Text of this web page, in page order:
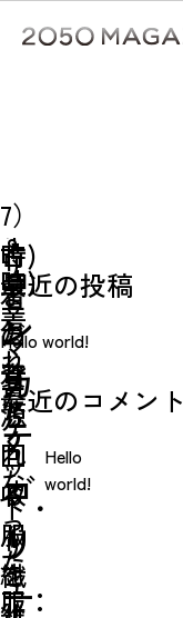
シ
ョ
ン
カ
テ
ゴ
リ
ー:
す
時)
ま
だ
着
ら
れ
る
服
を
放
す
時)
着
れ
な
く
な
っ
た
服
フ
リ
ー
マ
ー
ケ
ッ
ト・
リ
ユ
7）
古
着
の
資
源
回
収
/
繊
最近の投稿
Hello world!
最近のコメント
Hello
world!